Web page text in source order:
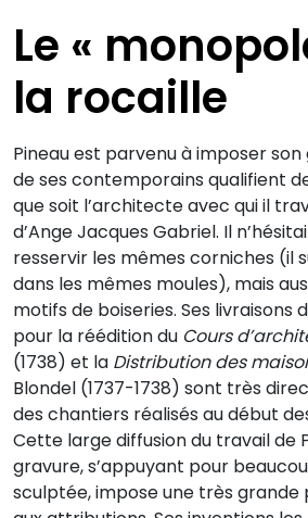
Le «
la rocaille
Pineau est parvenu à imposer
de ses contemporains qualifient
que soit l’architecte avec qui il
d’Ange Jacques Gabriel. Il
resservir les mêmes corniches (il
dans les mêmes moules), mais
motifs de boiseries. Ses livraisons
pour la réédition du Cours
(1738) et la Distribution des
Blondel (1737-1738) sont très
des chantiers réalisés au début
Cette large diffusion du travail de
gravure, s’appuyant pour
sculptée, impose une très grande